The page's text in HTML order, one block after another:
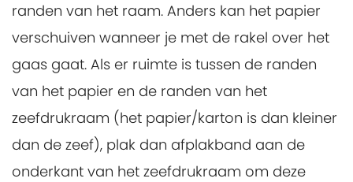
randen van het raam. Anders kan het papier
verschuiven wanneer je met de rakel over het
gaas gaat. Als er ruimte is tussen de randen
van het papier en de randen van het
zeefdrukraam (het papier/karton is dan kleiner
dan de zeef), plak dan afplakband aan de
onderkant van het zeefdrukraam om deze